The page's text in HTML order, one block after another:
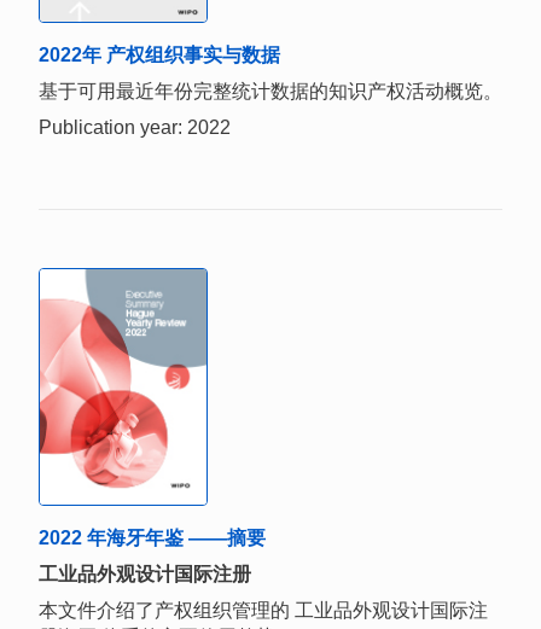
2022年 产权组织事实与数据
基于可用最近年份完整统计数据的知识产权活动概览。
Publication year: 2022
2022 年海牙年鉴 ——摘要
工业品外观设计国际注册
本文件介绍了产权组织管理的 工业品外观设计国际注